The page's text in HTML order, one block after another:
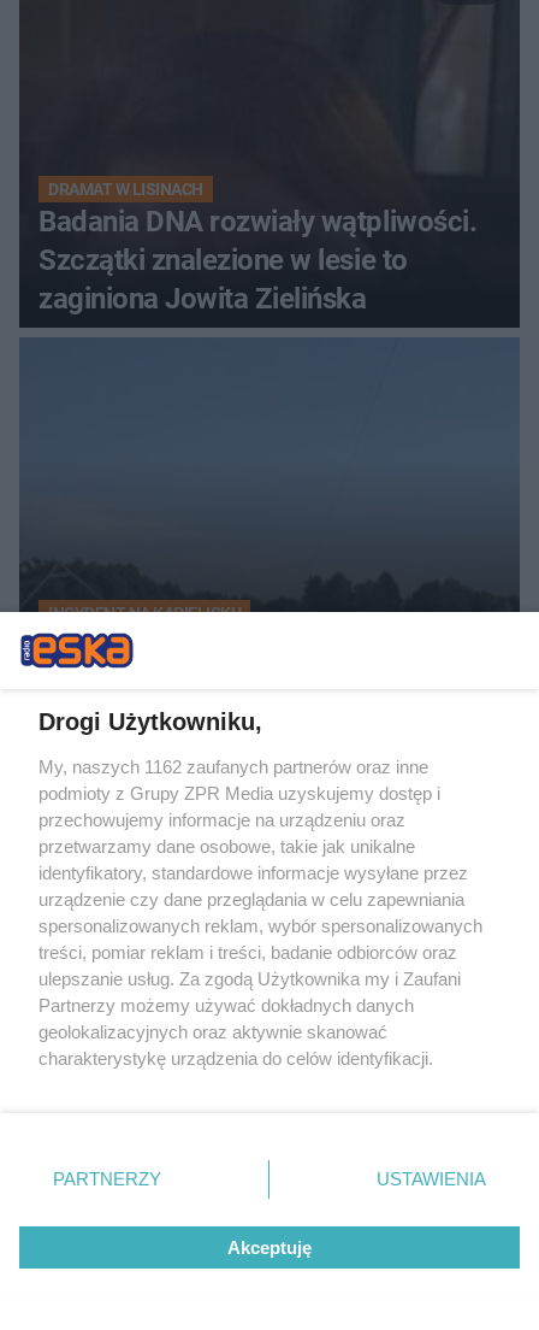
DRAMAT W LISINACH
Badania DNA rozwiały wątpliwości.
Szczątki znalezione w lesie to
zaginiona Jowita Zielińska
INCYDENT NA KĄPIELISKU
36-latka weszła do wody i zaczęła
OTWARCIE
Mieszkańcy długo na to czekali. Burger King
otworzy pierwszy lokal w województwie
podlaskim
Drogi Użytkowniku,
My, naszych 1162 zaufanych partnerów oraz inne
podmioty z Grupy ZPR Media uzyskujemy dostęp i
przechowujemy informacje na urządzeniu oraz
przetwarzamy dane osobowe, takie jak unikalne
identyfikatory, standardowe informacje wysyłane przez
urządzenie czy dane przeglądania w celu zapewniania
spersonalizowanych reklam, wybór spersonalizowanych
treści, pomiar reklam i treści, badanie odbiorców oraz
ulepszanie usług. Za zgodą Użytkownika my i Zaufani
Partnerzy możemy używać dokładnych danych
geolokalizacyjnych oraz aktywnie skanować
charakterystykę urządzenia do celów identyfikacji.
zmienić/wycofać klikając przycisk ustawień prywatności
znajdujący się w lewym dolnym rogu strony
rodzaje przetwarzania danych nie wymagają zgody
użytkownika, ale masz prawo sprzeciwić się takiemu
przetwarzaniu. Preferencje będą miały zastosowanie tylko
PARTNERZY USTAWIENIA
Akceptuję